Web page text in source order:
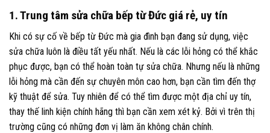
1. Trung tâm sửa chữa bếp từ Đức giá rẻ, uy tín
Khi có sự cố về bếp từ Đức mà gia đình bạn đang sử dụng, việc
sửa chữa luôn là điều tất yếu nhất. Nếu là các lỗi hỏng có thể khắc
phục được, bạn có thể hoàn toàn tự sửa chữa. Nhưng nếu là những
lỗi hỏng mà cần đến sự chuyên môn cao hơn, bạn cần tìm đến thợ
kỹ thuật để sửa. Tuy nhiên để có thể tìm được một địa chỉ uy tín,
thay thế linh kiện chính hãng thì bạn cần xem xét kỷ. Bởi vì trên thị
trường cũng có những đơn vị làm ăn không chân chính.